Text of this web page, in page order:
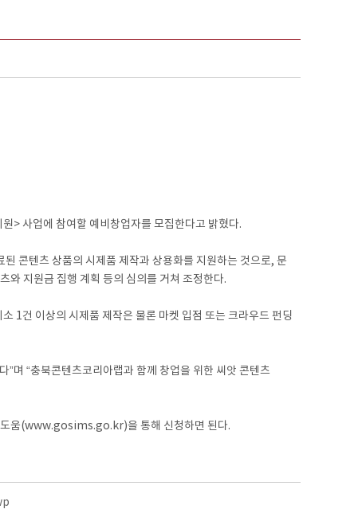
> 사업에 참여할 예비창업자를 모집한다고 밝혔다.
콘텐츠 상품의 시제품 제작과 상용화를 지원하는 것으로, 문
와 지원금 집행 계획 등의 심의를 거쳐 조정한다.
1건 이상의 시제품 제작은 물론 마켓 입점 또는 크라우드 펀딩
며 “충북콘텐츠코리아랩과 함께 창업을 위한 씨앗 콘텐츠
도움(www.gosims.go.kr)을 통해 신청하면 된다.